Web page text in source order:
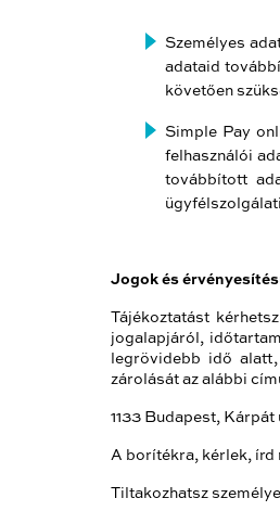
Személyes
adataid
követően
Simple Pay
felhasználói
továbbított
Jogok és
Tájékoztatást
jogalapjáról,
legrövidebb idő
zárolását az alábbi
1133 Budapest, Kárpát
A borítékra, kérlek, írd
Tiltakozhatsz